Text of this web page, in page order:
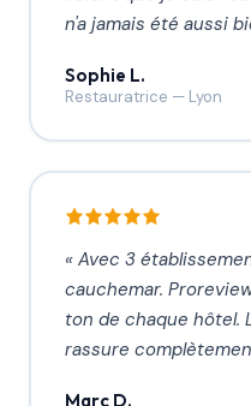
n'a jamais été aussi
Sophie L.
Restauratrice — Lyon
« Avec 3
cauchemar.
ton de chaque hôtel.
rassure
Marc D.